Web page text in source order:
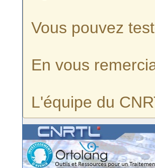
Vous pouvez
En vous
L'équipe du